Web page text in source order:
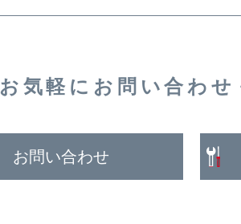
お気軽に お問い合わせ
お問い合わせ